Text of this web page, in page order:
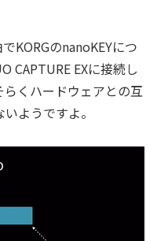
KORGのnanoKEYにつ
CAPTURE EXに接続し
くハードウェアとの互
ようですよ。